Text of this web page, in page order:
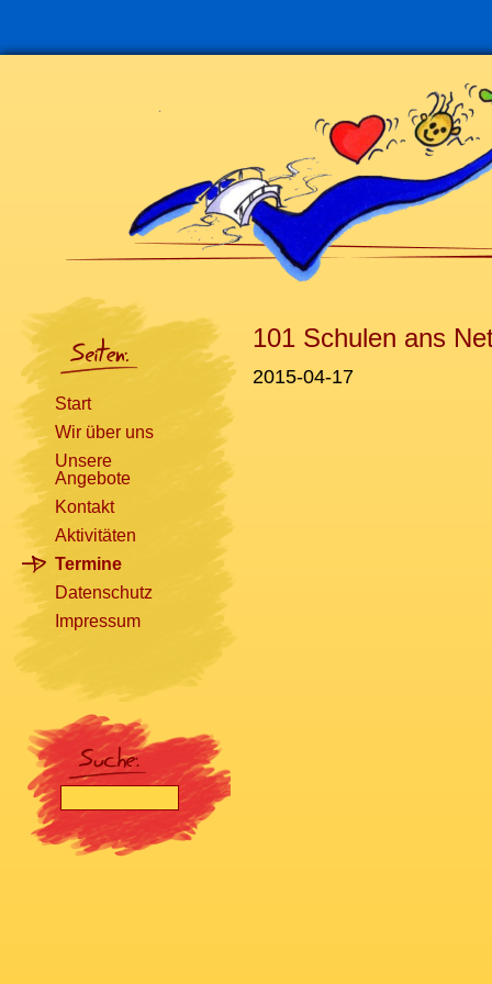
101 Schulen ans
2015-04-17
Navigation
überspringen
Start
Wir über uns
Unsere
Angebote
Kontakt
Aktivitäten
Termine
Datenschutz
Impressum